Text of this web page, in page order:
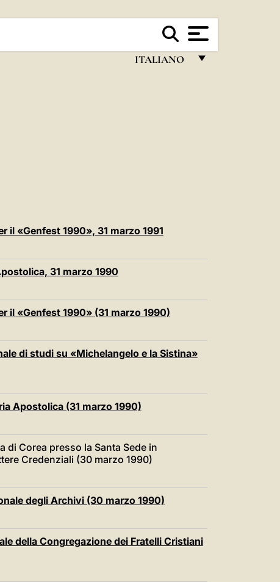
ITALIANO
POLSKI
LATINE
il «Genfest 1990», 31 marzo 1991
31 marzo 1990
il «Genfest 1990» (31 marzo 1990)
di studi su «Michelangelo e la Sistina»
Apostolica (31 marzo 1990)
di Corea presso la Santa Sede in
Credenziali (30 marzo 1990)
degli Archivi (30 marzo 1990)
della Congregazione dei Fratelli Cristiani